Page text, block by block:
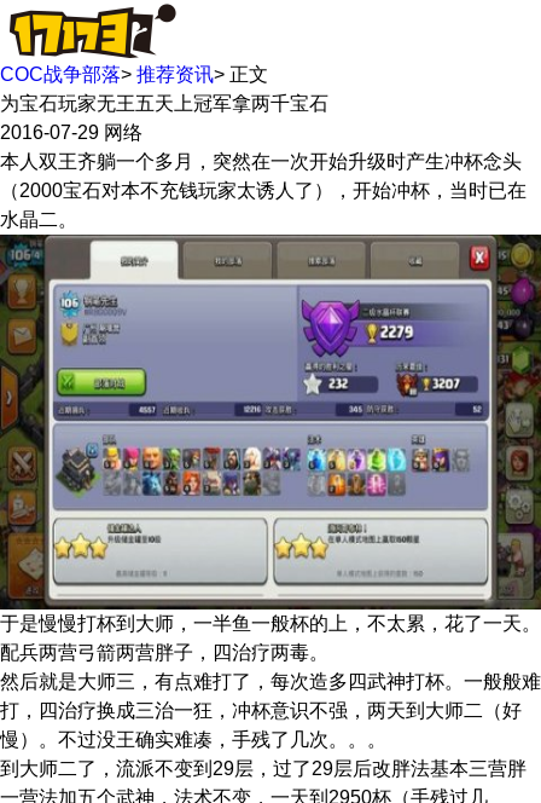
COC战争部落> 推荐资讯> 正文
为宝石玩家无王五天上冠军拿两千宝石
2016-07-29 网络
本人双王齐躺一个多月，突然在一次开始升级时产生冲杯念头
（2000宝石对本不充钱玩家太诱人了），开始冲杯，当时已在
水晶二。
于是慢慢打杯到大师，一半鱼一般杯的上，不太累，花了一天。
配兵两营弓箭两营胖子，四治疗两毒。
然后就是大师三，有点难打了，每次造多四武神打杯。一般般难
打，四治疗换成三治一狂，冲杯意识不强，两天到大师二（好
慢）。不过没王确实难凑，手残了几次。。。
到大师二了，流派不变到29层，过了29层后改胖法基本三营胖
一营法加五个武神，法术不变，一天到2950杯（手残过几